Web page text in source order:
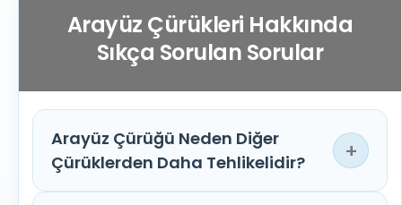
Arayüz Çürükleri Hakkında
Sıkça Sorulan Sorular
Arayüz Çürüğü Neden Diğer
Çürüklerden Daha Tehlikelidir?
+